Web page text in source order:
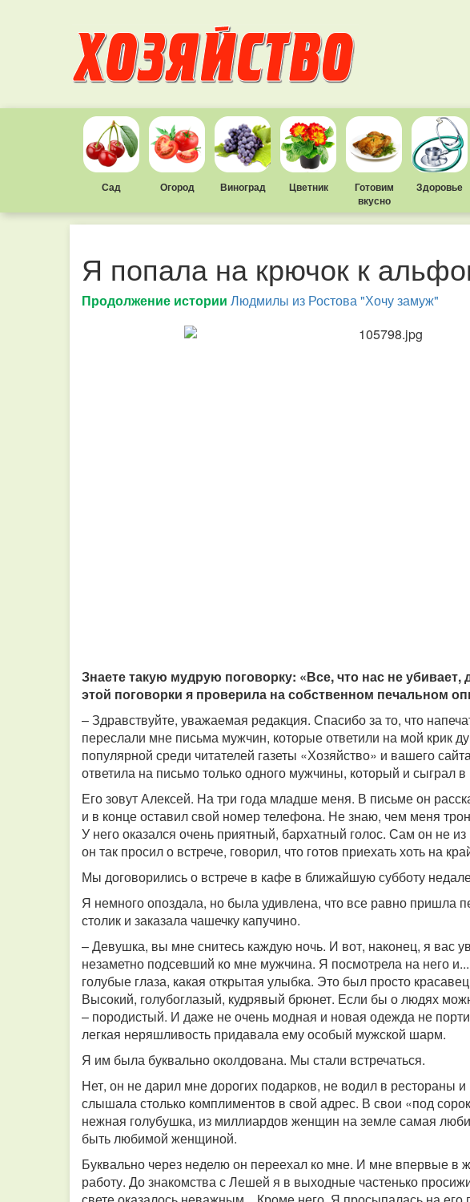
Сад Огород Виноград Цветник
Готовим
вкусно
Здоровье
Я попала на крючок к
Продолжение истории Людмилы из Ростова "Хочу замуж"
Знаете такую мудрую поговорку: «Все, что нас не убивает,
этой поговорки я проверила на собственном печальном
– Здравствуйте, уважаемая редакция. Спасибо за то, что
переслали мне письма мужчин, которые ответили на мой крик
популярной среди читателей газеты «Хозяйство» и вашего
ответила на письмо только одного мужчины, который и сыграл
Его зовут Алексей. На три года младше меня. В письме он
и в конце оставил свой номер телефона. Не знаю, чем меня
У него оказался очень приятный, бархатный голос. Сам он не
он так просил о встрече, говорил, что готов приехать хоть на
Мы договорились о встрече в кафе в ближайшую субботу
Я немного опоздала, но была удивлена, что все равно пришла
столик и заказала чашечку капучино.
– Девушка, вы мне снитесь каждую ночь. И вот, наконец, я вас
незаметно подсевший ко мне мужчина. Я посмотрела на него
голубые глаза, какая открытая улыбка. Это был просто
Высокий, голубоглазый, кудрявый брюнет. Если бы о людях
– породистый. И даже не очень модная и новая одежда не
легкая неряшливость придавала ему особый мужской шарм.
Я им была буквально околдована. Мы стали встречаться.
Нет, он не дарил мне дорогих подарков, не водил в рестораны
слышала столько комплиментов в свой адрес. В свои «под
нежная голубушка, из миллиардов женщин на земле самая
быть любимой женщиной.
Буквально через неделю он переехал ко мне. И мне впервые в
работу. До знакомства с Лешей я в выходные частенько